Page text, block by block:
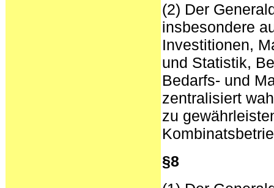
(2) Der
insbesondere
Investitionen,
und Statistik,
Bedarfs- und
zentralisiert
zu
§8